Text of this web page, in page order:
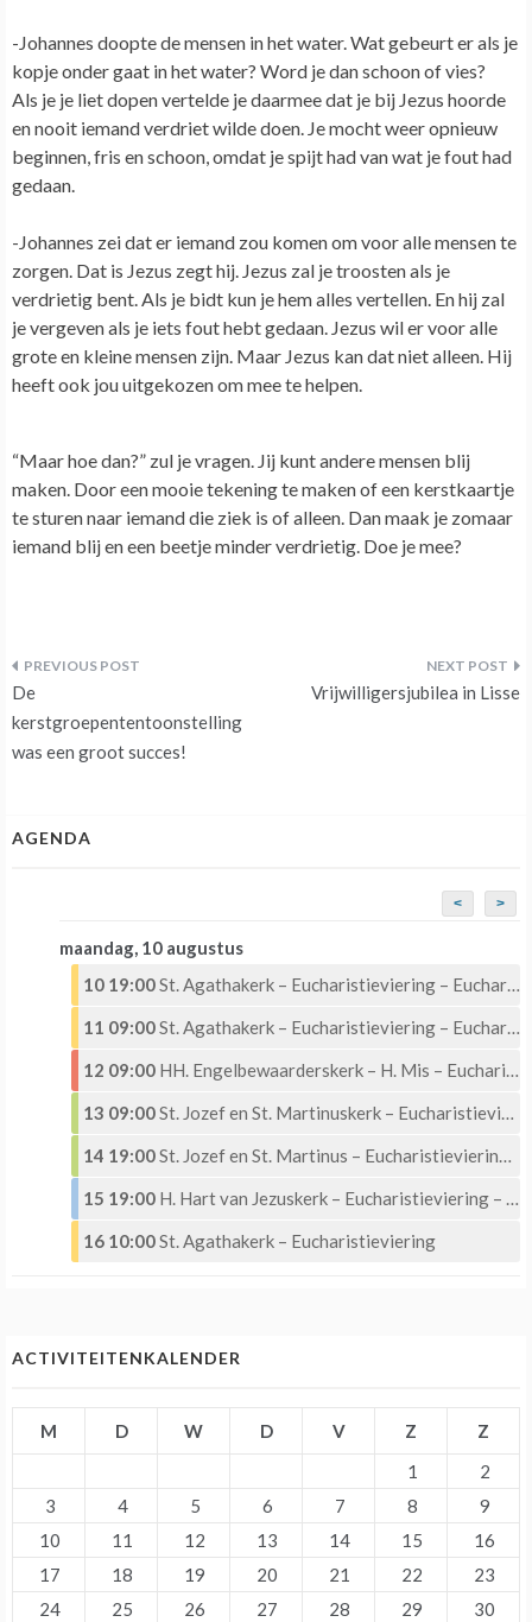
-Johannes doopte de mensen in het water. Wat gebeurt er als je
kopje onder gaat in het water? Word je dan schoon of vies?
Als je je liet dopen vertelde je daarmee dat je bij Jezus hoorde
en nooit iemand verdriet wilde doen. Je mocht weer opnieuw
beginnen, fris en schoon, omdat je spijt had van wat je fout had
gedaan.
-Johannes zei dat er iemand zou komen om voor alle mensen te
zorgen. Dat is Jezus zegt hij. Jezus zal je troosten als je
verdrietig bent. Als je bidt kun je hem alles vertellen. En hij zal
je vergeven als je iets fout hebt gedaan. Jezus wil er voor alle
grote en kleine mensen zijn. Maar Jezus kan dat niet alleen. Hij
heeft ook jou uitgekozen om mee te helpen.
“Maar hoe dan?” zul je vragen. Jij kunt andere mensen blij
maken. Door een mooie tekening te maken of een kerstkaartje
te sturen naar iemand die ziek is of alleen. Dan maak je zomaar
iemand blij en een beetje minder verdrietig. Doe je mee?
Bericht
navigatie
De
kerstgroepententoonstelling
was een groot succes!
Vrijwilligersjubilea in Lisse
AGENDA
< >
maandag, 10 augustus
10 19:00St. Agathakerk – Eucharistieviering – Eucharistische Aanbidding
11 09:00St. Agathakerk – Eucharistieviering – Eucharistische Aanbidding
12 09:00 HH. Engelbewaarderskerk – H. Mis – Eucharistische Aanbidding
13 09:00St. Jozef en St. Martinuskerk – Eucharistieviering
14 19:00St. Jozef en St. Martinus – Eucharistieviering – Aanbidding – Maria ten Hemelopneming
15 19:00 H. Hart van Jezuskerk – Eucharistieviering – Maria ten Hemelopneming
16 10:00St. Agathakerk – Eucharistieviering
ACTIVITEITENKALENDER
M D W D V Z
Z
1
2
3
4 5 6 7 8
9
10
11 12 13 14 15
16
17
18 19 20 21 22
23
24
25 26 27 28 29
30